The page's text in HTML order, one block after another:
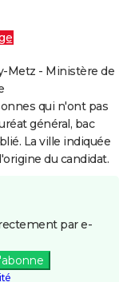
Metz - Ministère de
qui n'ont pas
général, bac
La ville indiquée
du candidat.
par e-